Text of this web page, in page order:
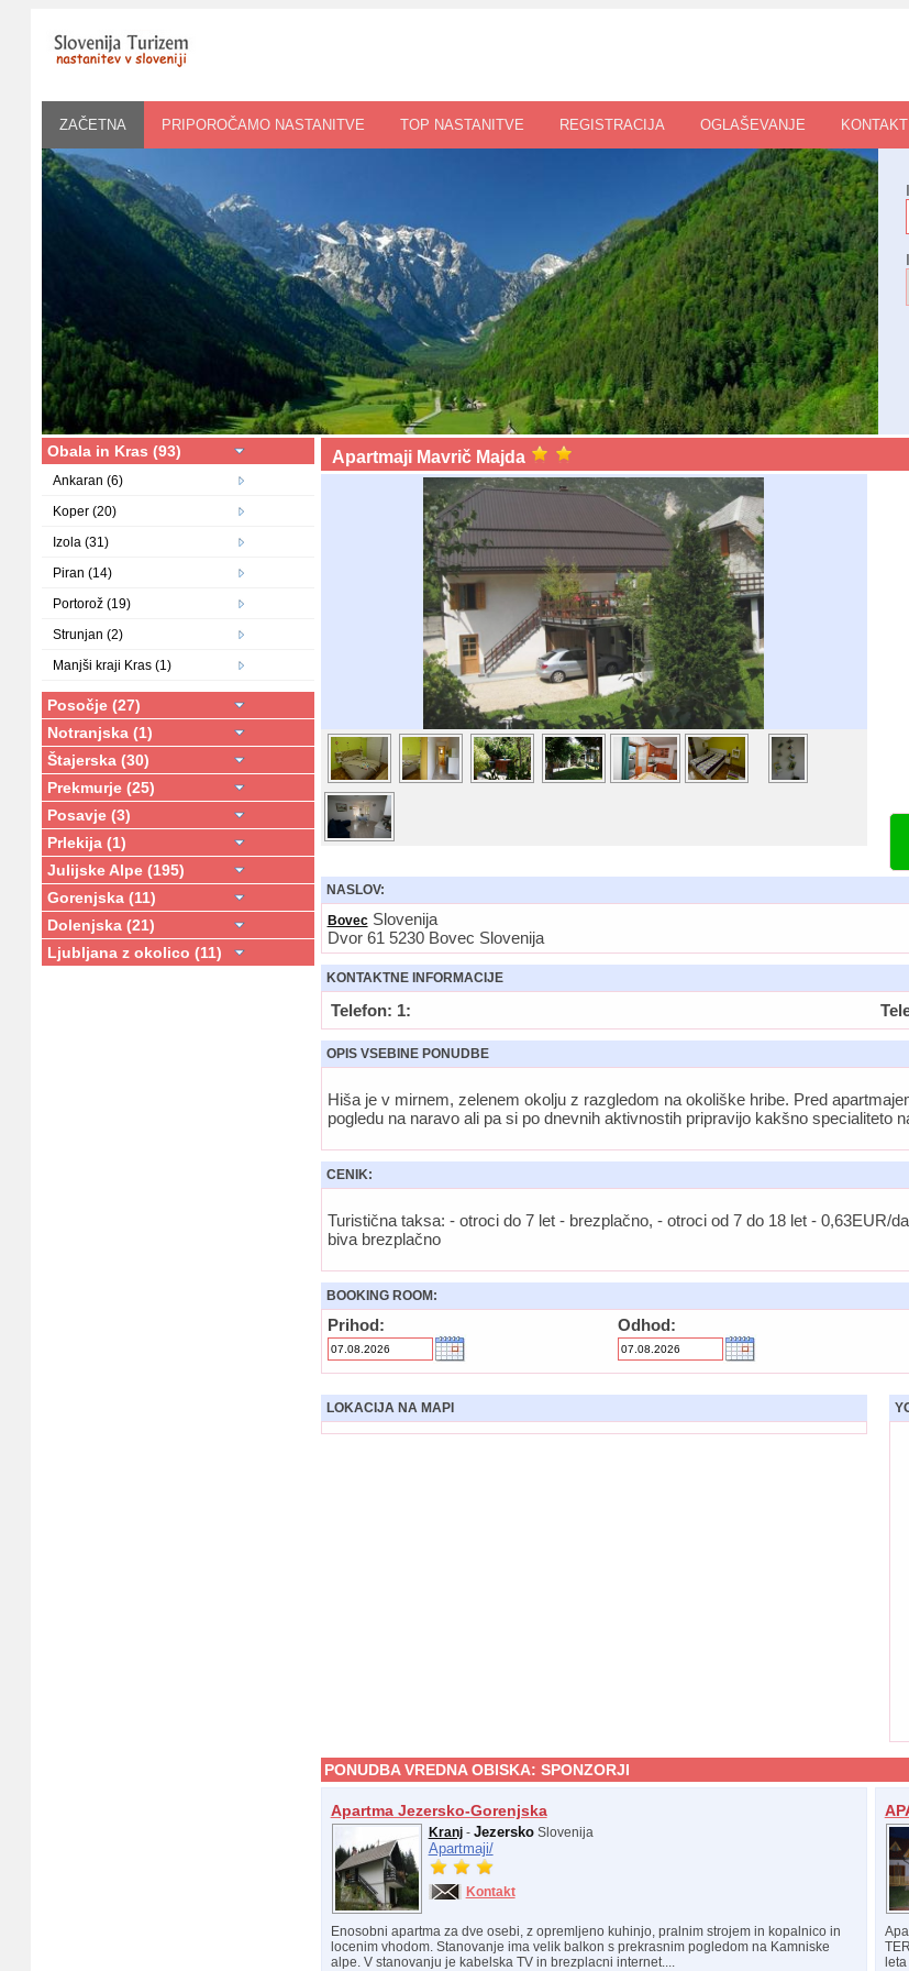
ZAČETNA PRIPOROČAMO NASTANITVE TOP NASTANITVE REGISTRACIJA OGLAŠEVANJE KONTAKT
Obala in Kras (93)
Ankaran (6)
Koper (20)
Izola (31)
Piran (14)
Portorož (19)
Strunjan (2)
Manjši kraji Kras (1)
Posočje (27)
Notranjska (1)
Štajerska (30)
Prekmurje (25)
Posavje (3)
Prlekija (1)
Julijske Alpe (195)
Gorenjska (11)
Dolenjska (21)
Ljubljana z okolico (11)
Apartmaji Mavrič Majda
NASLOV:
BovecSlovenija
Dvor 61 5230 Bovec Slovenija
KONTAKTNE INFORMACIJE
Telefon: 1:
OPIS VSEBINE PONUDBE
Hiša je v mirnem, zelenem okolju z razgledom na okoliške hribe. Pred
pogledu na naravo ali pa si po dnevnih aktivnostih pripravijo kakšno specialiteto
CENIK:
Turistična taksa: - otroci do 7 let - brezplačno, - otroci od 7 do 18 let - 0,63EUR/
biva brezplačno
BOOKING ROOM:
Prihod: Odhod:
LOKACIJA NA MAPI
PONUDBA VREDNA OBISKA: SPONZORJI
Apartma Jezersko-Gorenjska
Kranj- JezerskoSlovenija
Apartmaji/
Kontakt
Enosobni apartma za dve osebi, z opremljeno kuhinjo, pralnim strojem in kopalnico in
locenim vhodom. Stanovanje ima velik balkon s prekrasnim pogledom na Kamniske
alpe. V stanovanju je kabelska TV in brezplacni internet....